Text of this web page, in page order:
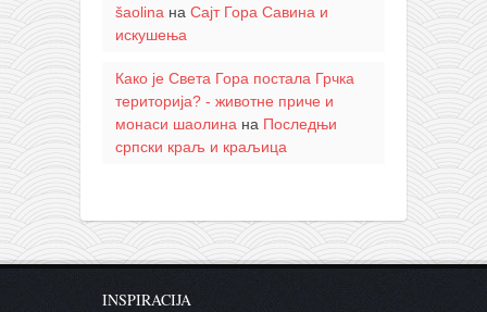
šaolina на Сајт Гора Савина и
искушења
Како је Света Гора постала Грчка
територија? - животне приче и
монаси шаолина на Последњи
српски краљ и краљица
INSPIRACIJA